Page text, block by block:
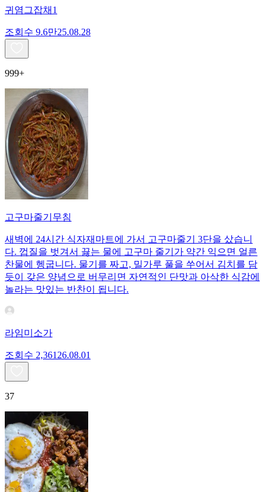
귀염그잡채1
조회수 9.6만25.08.28
999+
고구마줄기무침
새벽에 24시간 식자재마트에 가서 고구마줄기 3단을 샀습니
다. 껍질을 벗겨서 끓는 물에 고구마 줄기가 약간 익으면 얼른
찬물에 헹굽니다. 물기를 짜고, 밀가루 풀을 쑤어서 김치를 담
듯이 갖은 양념으로 버무리면 자연적인 단맛과 아삭한 식감에
놀라는 맛있는 반찬이 됩니다.
라임미소가
조회수 2,361 26.08.01
37